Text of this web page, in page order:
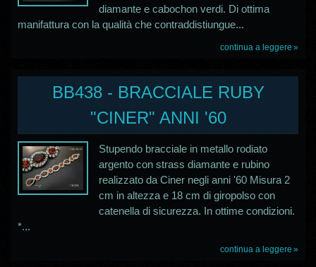
diamante e cabochon verdi. Di ottima
manifattura con la qualità che contraddistiungue...
continua a leggere
BB438 - BRACCIALE RUBY
"CINER" ANNI '60
Stupendo bracciale in metallo rodiato
argento con strass diamante e rubino
realizzato da Ciner negli anni '60 Misura 2
cm in altezza e 18 cm di giropolso con
catenella di sicurezza. In ottime condizioni.
*...
continua a leggere